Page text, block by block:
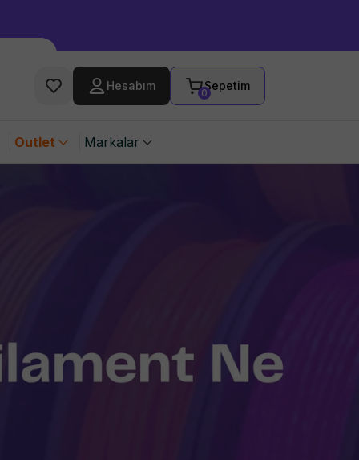
Hesabım
0
Sepetim
Outlet Markalar